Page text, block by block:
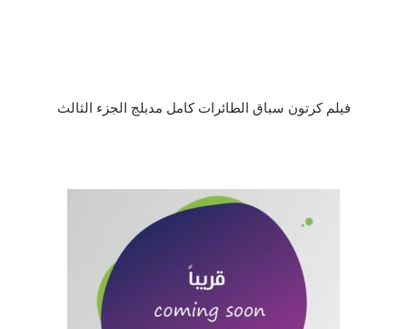
فيلم كرتون سباق الطائرات كامل مدبلج الجزء الثالث